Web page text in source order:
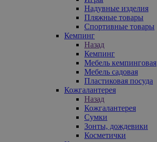
Надувные изделия
Пляжные товары
Спортивные товары
Кемпинг
Назад
Кемпинг
Мебель кемпинговая
Мебель садовая
Пластиковая посуда
Кожгалантерея
Назад
Кожгалантерея
Сумки
Зонты, дождевики
Косметички